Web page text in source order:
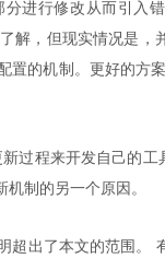
进行修改从而引入
解，但现实情况是，
置的机制。更好的方
过程来开发自己的
制的另一个原因。
超出了本文的范围。